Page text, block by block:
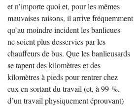
et n’importe quoi et, pour les mêmes
mauvaises raisons, il arrive fréquemment
qu’au moindre incident les banlieues
ne soient plus desservies par les
chauffeurs de bus. Que les banlieusards
se tapent des kilomètres et des
kilomètres à pieds pour rentrer chez
eux en sortant du travail (et, à 99 %,
d’un travail physiquement éprouvant)